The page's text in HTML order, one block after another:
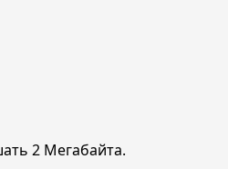
2 Мегабайта.